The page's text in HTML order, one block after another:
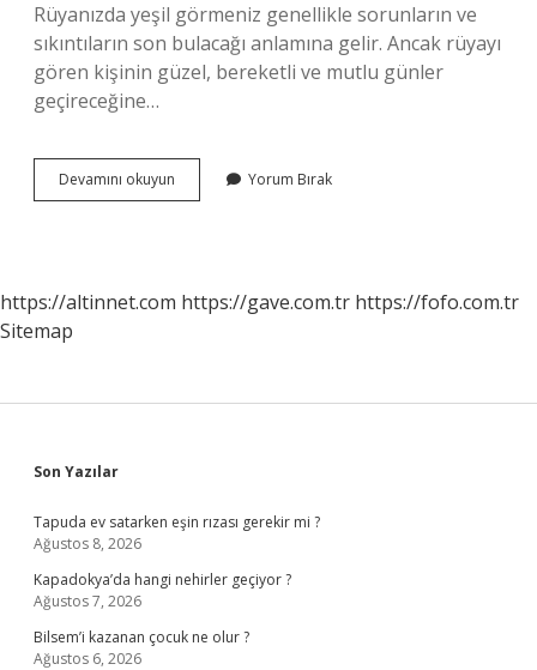
Rüyanızda yeşil görmeniz genellikle sorunların ve
sıkıntıların son bulacağı anlamına gelir. Ancak rüyayı
gören kişinin güzel, bereketli ve mutlu günler
geçireceğine…
Devamını okuyun
Yeşil
Gelir
Yorum Bırak
https://altinnet.com https://gave.com.tr https://fofo.com.tr
Sitemap
Sidebar
Son Yazılar
Tapuda ev satarken eşin rızası gerekir mi ?
Ağustos 8, 2026
Kapadokya’da hangi nehirler geçiyor ?
Ağustos 7, 2026
Bilsem’i kazanan çocuk ne olur ?
Ağustos 6, 2026